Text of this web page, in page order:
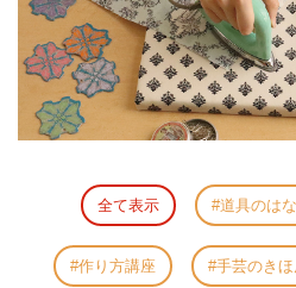
全て表示 道具のは
作り方講座 手芸のきほ